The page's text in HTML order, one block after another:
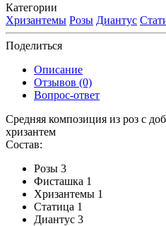
Категории
Хризантемы Розы Диантус
Поделиться
Описание
Отзывов (0)
Вопрос-ответ
Средняя композиция из роз c
хризантем
Состав:
Розы 3
Фисташка 1
Хризантемы 1
Статица 1
Диантус 3